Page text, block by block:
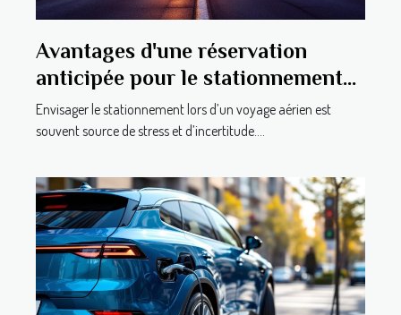
Avantages d'une réservation
anticipée pour le stationnement
aéroportuaire
Envisager le stationnement lors d’un voyage aérien est
souvent source de stress et d’incertitude....